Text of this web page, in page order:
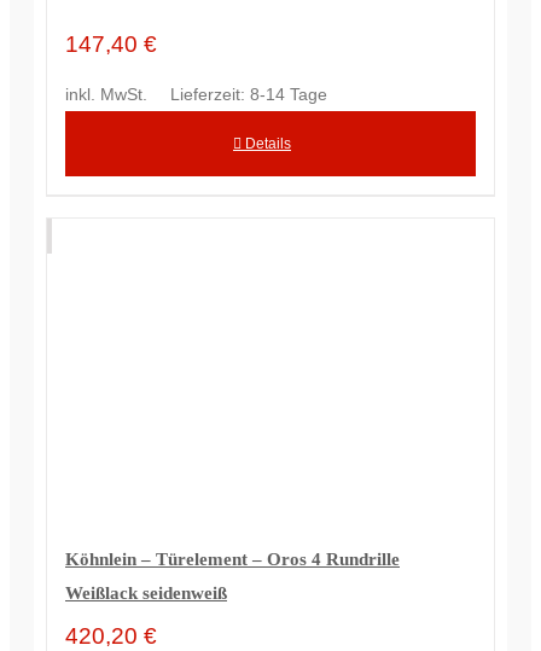
147,40 €
inkl. MwSt. Lieferzeit: 8-14 Tage
Details
Köhnlein – Türelement – Oros 4 Rundrille
Weißlack seidenweiß
420,20 €